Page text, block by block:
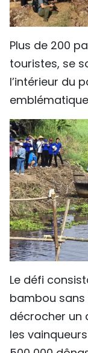
Plus de 200
touristes, se
l’intérieur du
Le défi
bambou sans
décrocher un
les